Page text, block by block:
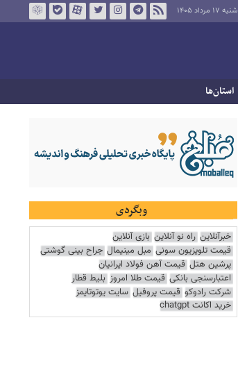
شنبه ۱۷ مرداد ۱۴۰۵
استان‌ها
وبگردی
خبرآنلاین راه نو آنلاین بازی آنلاین
قیمت تلویزیون سونی مبل مینیمال جراح بینی گوشتی
پرشین هتل قیمت آهن فولاد ایرانیان
اعتبارسنجی بانکی قیمت طلا امروز بلیط قطار
شرکت رادوکو قیمت پروفیل سایت یوتوتایمز
خرید اکانت chatgpt